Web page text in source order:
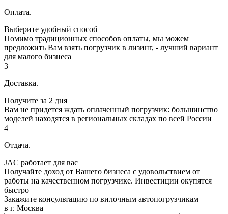
Оплата.
Выберите удобный способ
Помимо традиционных способов оплаты, мы можем
предложить Вам взять погрузчик в лизинг, - лучший вариант
для малого бизнеса
3
Доставка.
Получите за 2 дня
Вам не придется ждать оплаченный погрузчик: большинство
моделей находятся в региональных складах по всей России
4
Отдача.
JAC работает для вас
Получайте доход от Вашего бизнеса с удовольствием от
работы на качественном погрузчике. Инвестиции окупятся
быстро
Закажите консультацию по вилочным автопогрузчикам
в г. Москва